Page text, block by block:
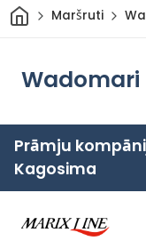
Sākums
Maršruti
Wadomari
Prāmju
Kagosima